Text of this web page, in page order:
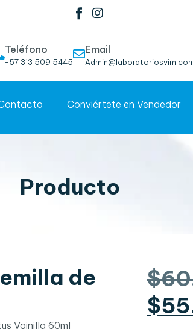
Teléfono
+57 313 509 5445
Email
Conviértete en Vendedor
Producto
de
Vainilla 60ml
$
$